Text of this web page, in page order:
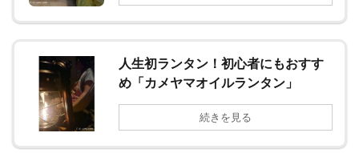
人生初ランタン！初心者にもおすす
め「カメヤマオイルランタン」
続きを見る